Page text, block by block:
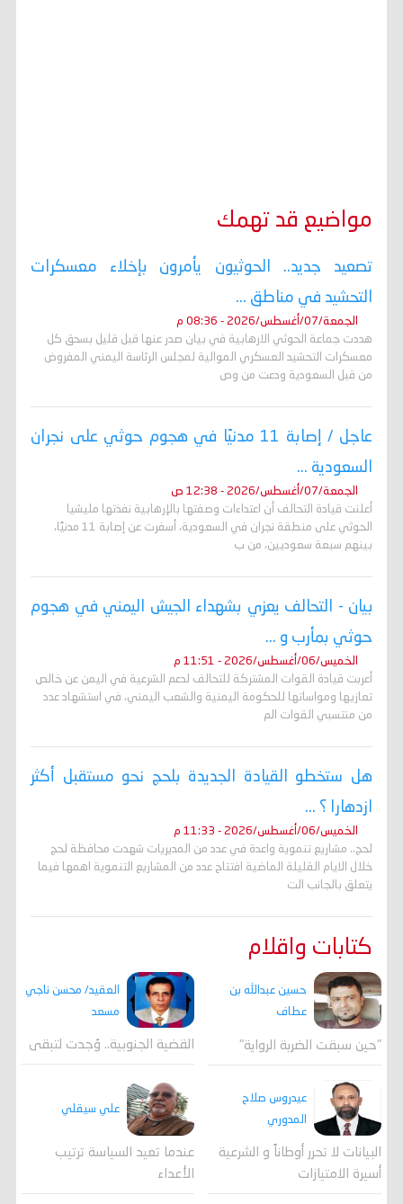
مواضيع قد تهمك
تصعيد جديد.. الحوثيون يأمرون بإخلاء معسكرات
التحشيد في مناطق ...
الجمعة/07/أغسطس/2026 - 08:36 م
هددت جماعة الحوثي الارهابية في بيان صدر عنها قبل قليل بسحق كل
معسكرات التحشيد العسكري الموالية لمجلس الرئاسة اليمني المفروض
من قبل السعودية ودعت من وص
عاجل / إصابة 11 مدنيًا في هجوم حوثي على نجران
السعودية ...
الجمعة/07/أغسطس/2026 - 12:38 ص
أعلنت قيادة التحالف أن اعتداءات وصفتها بالإرهابية نفذتها مليشيا
الحوثي على منطقة نجران في السعودية، أسفرت عن إصابة 11 مدنيًا،
بينهم سبعة سعوديين، من ب
بيان - التحالف يعزي بشهداء الجيش اليمني في هجوم
حوثي بمأرب و ...
الخميس/06/أغسطس/2026 - 11:51 م
أعربت قيادة القوات المشتركة للتحالف لدعم الشرعية في اليمن عن خالص
تعازيها ومواساتها للحكومة اليمنية والشعب اليمني، في استشهاد عدد
من منتسبي القوات الم
هل ستخطو القيادة الجديدة بلحج نحو مستقبل أكثر
ازدهارا ؟ ...
الخميس/06/أغسطس/2026 - 11:33 م
لحج.. مشاريع تنموية واعدة في عدد من المديريات شهدت محافظة لحج
خلال الايام القليلة الماضية افتتاح عدد من المشاريع التنموية اهمها فيما
يتعلق بالجانب الت
كتابات واقلام
حسين عبدالله بن
عطاف
"حين سبقت الضربة الرواية"
العقيد/ محسن ناجي
مسعد
القضية الجنوبية.. وُجدت لتبقى
عيدروس صلاح
المدوري
البيانات لا تحرر أوطاناً و الشرعية
أسيرة الامتيازات
علي سيقلي
عندما تعيد السياسة ترتيب
الأعداء